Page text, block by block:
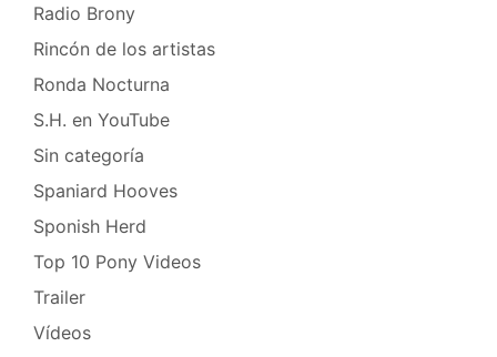
Radio Brony
Rincón de los artistas
Ronda Nocturna
S.H. en YouTube
Sin categoría
Spaniard Hooves
Sponish Herd
Top 10 Pony Videos
Trailer
Vídeos